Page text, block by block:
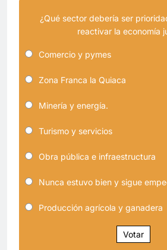
¿Qué sector debería ser
reactivar la economía
Comercio y pymes
Zona Franca la Quiaca
Minería y energía.
Turismo y servicios
Obra pública e infraestructura
Nunca estuvo bien y sigue
Producción agrícola y ganadera
Votar